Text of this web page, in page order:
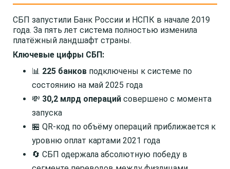
СБП запустили Банк России и НСПК в начале 2019
года. За пять лет система полностью изменила
платёжный ландшафт страны.
Ключевые цифры СБП:
📊 225 банков подключены к системе по
состоянию на май 2025 года
💸 30,2 млрд операций совершено с момента
запуска
🏪 QR-код по объёму операций приближается к
уровню оплат картами 2021 года
🔄 СБП одержала абсолютную победу в